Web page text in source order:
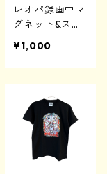
レオパ録画中マ
グネット&ステ
¥1,000